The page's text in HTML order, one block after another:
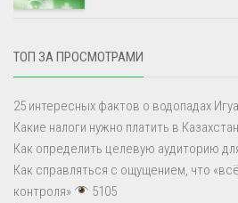
ТОП ЗА ПРОСМОТРАМИ
25 интересных фактов о водопадах
Какие налоги нужно платить в
Как определить целевую аудиторию
Как справляться с ощущением, что
контроля»
5105